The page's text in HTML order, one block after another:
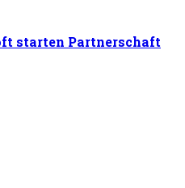
starten Partnerschaft